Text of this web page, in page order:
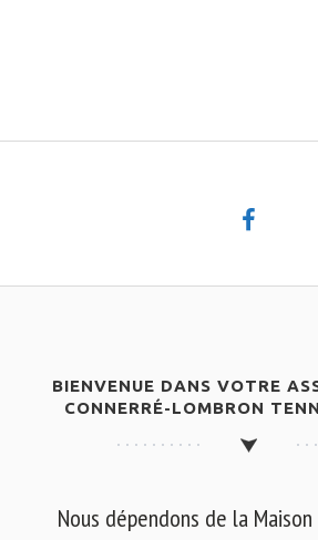
BIENVENUE DANS VOTRE
CONNERRÉ-LOMBRON
Nous dépendons de la